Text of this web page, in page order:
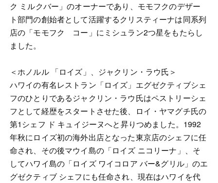
ク ミルクバー」のオーナーであり、モモフクのデザー
ト部門の創始者として活躍するクリスティーナは同系列
店の「モモフク コー」にミシュラン2つ星をもたらし
ました。
＜ホノルル 「ロイズ」、ジャクリン・ラウ氏＞
ハワイの有名レストラン「ロイズ」エグゼクティブシェ
フのひとりであるジャクリン・ラウ氏はペストリーシェ
フとして経歴をスタートさせた後、ロイ・ヤマグチ氏の
第1シェフ ド キュイジーヌへと昇りつめました。1992
年秋にロイズ初の海外出店となった東京店のシェフに任
命され、その後マウイ島の「ロイズ ニコリーナ」、そ
してハワイ島の「ロイズ ワイコロア バー&グリル」のエ
グゼクティブ シェフにも任命され、現在はハワイを代